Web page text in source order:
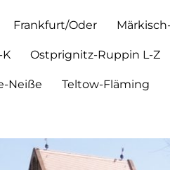
Frankfurt/Oder
Ostprignitz-Ruppin L-Z
Neiße Teltow-Fläming